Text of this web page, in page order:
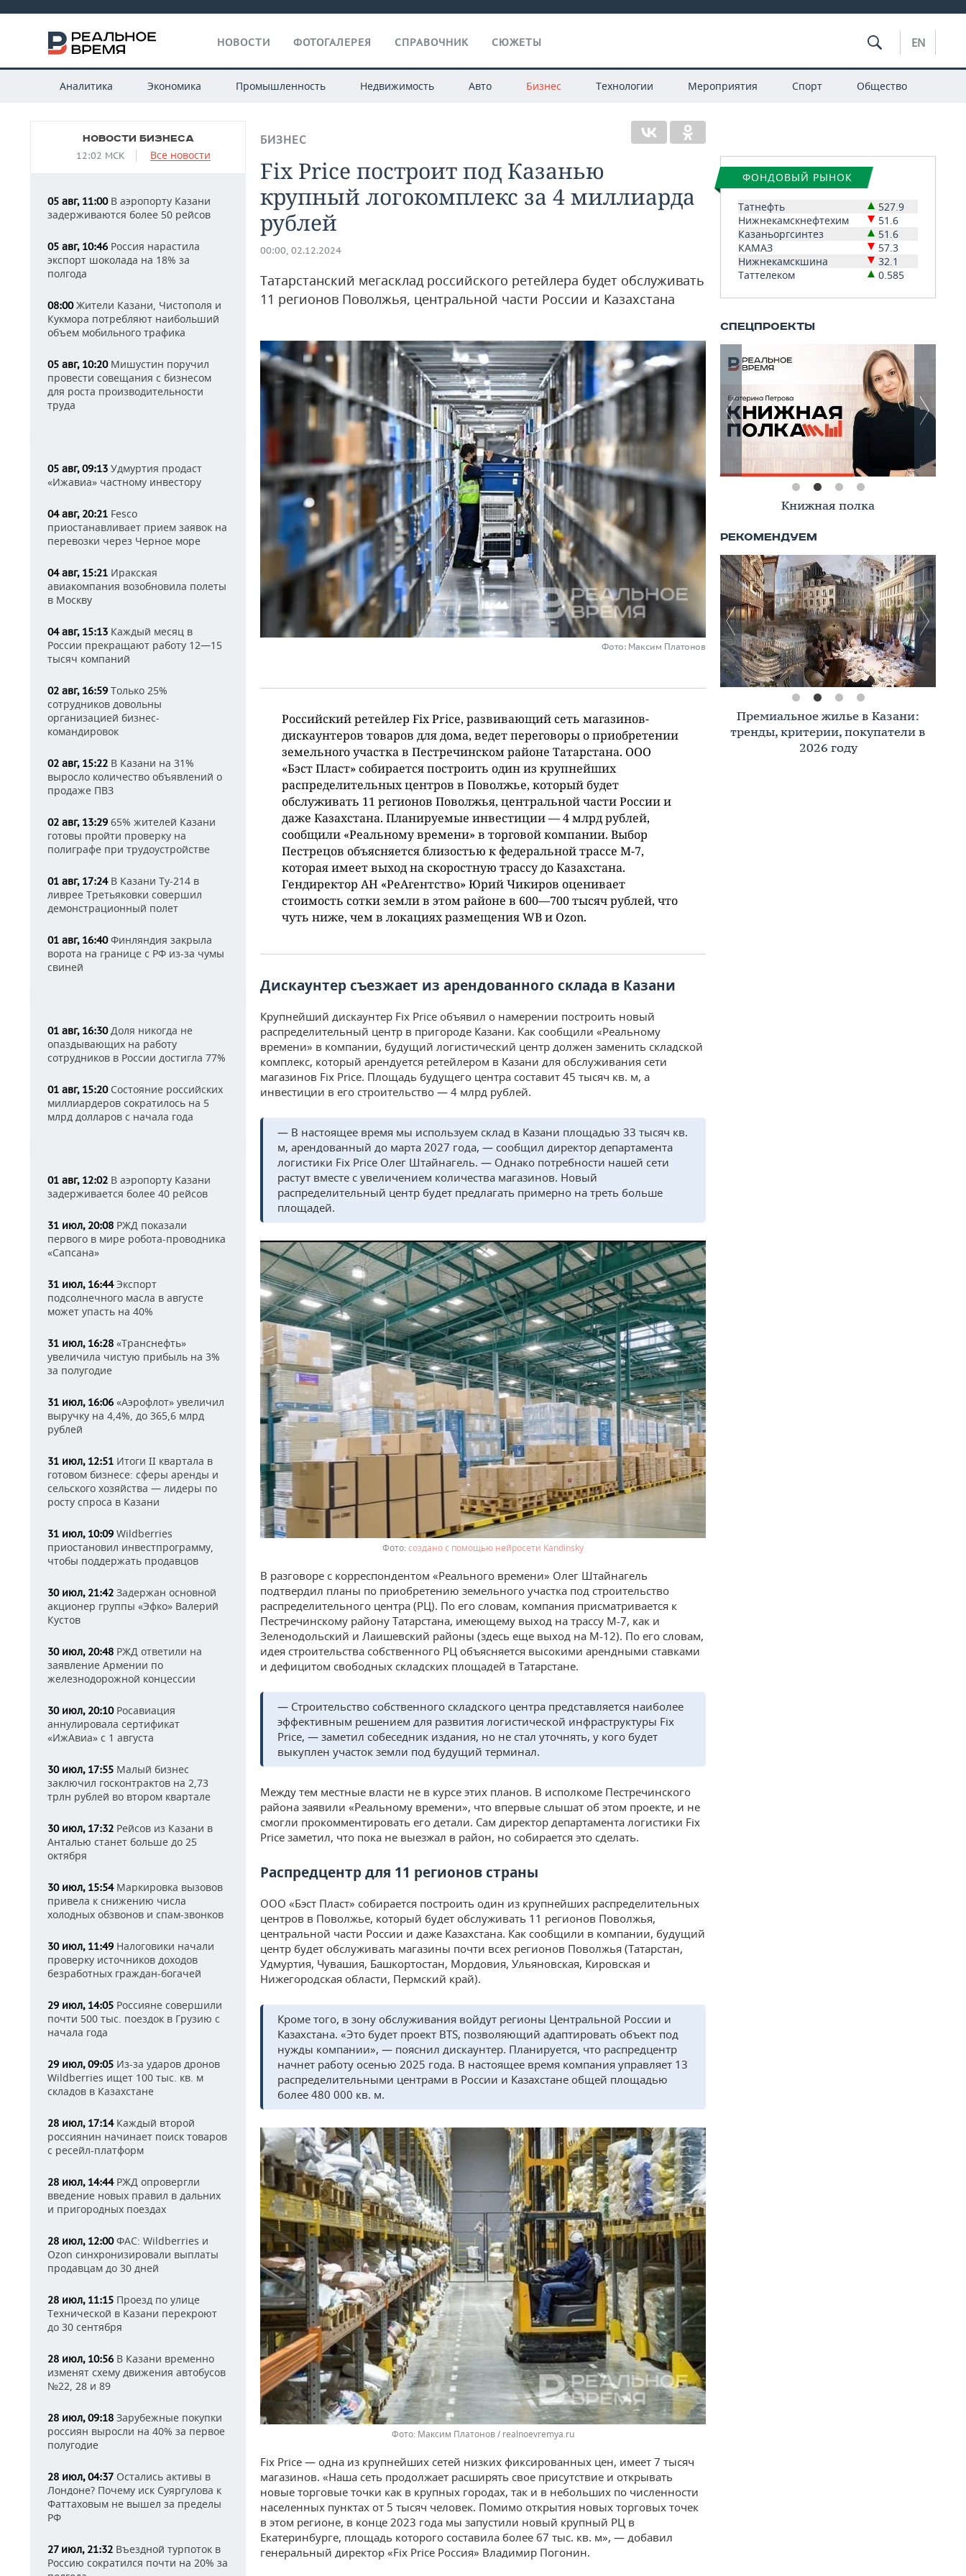
НОВОСТИ ФОТОГАЛЕРЕЯ СПРАВОЧНИК СЮЖЕТЫ EN
Аналитика Экономика Промышленность Недвижимость Авто Бизнес Технологии Мероприятия Спорт Общество
НОВОСТИ БИЗНЕСА
12:02 МСК Все новости
05 авг, 11:00В аэропорту Казани
задерживаются более 50 рейсов
05 авг, 10:46 Россия нарастила
экспорт шоколада на 18% за
полгода
08:00Жители Казани, Чистополя и
Кукмора потребляют наибольший
объем мобильного трафика
05 авг, 10:20Мишустин поручил
провести совещания с бизнесом
для роста производительности
труда
05 авг, 09:13 Удмуртия продаст
«Ижавиа» частному инвестору
04 авг, 20:21 Fesco
приостанавливает прием заявок на
перевозки через Черное море
04 авг, 15:21 Иракская
авиакомпания возобновила полеты
в Москву
04 авг, 15:13 Каждый месяц в
России прекращают работу 12—15
тысяч компаний
02 авг, 16:59 Только 25%
сотрудников довольны
организацией бизнес-
командировок
02 авг, 15:22 В Казани на 31%
выросло количество объявлений о
продаже ПВЗ
02 авг, 13:29 65% жителей Казани
готовы пройти проверку на
полиграфе при трудоустройстве
01 авг, 17:24В Казани Ту-214 в
ливрее Третьяковки совершил
демонстрационный полет
01 авг, 16:40Финляндия закрыла
ворота на границе с РФ из-за чумы
свиней
01 авг, 16:30Доля никогда не
опаздывающих на работу
сотрудников в России достигла 77%
01 авг, 15:20Состояние российских
миллиардеров сократилось на 5
млрд долларов с начала года
01 авг, 12:02 В аэропорту Казани
задерживается более 40 рейсов
31 июл, 20:08 РЖД показали
первого в мире робота-проводника
«Сапсана»
31 июл, 16:44Экспорт
подсолнечного масла в августе
может упасть на 40%
31 июл, 16:28 «Транснефть»
увеличила чистую прибыль на 3%
за полугодие
31 июл, 16:06 «Аэрофлот» увеличил
выручку на 4,4%, до 365,6 млрд
рублей
31 июл, 12:51 Итоги II квартала в
готовом бизнесе: сферы аренды и
сельского хозяйства — лидеры по
росту спроса в Казани
31 июл, 10:09 Wildberries
приостановил инвестпрограмму,
чтобы поддержать продавцов
30 июл, 21:42 Задержан основной
акционер группы «Эфко» Валерий
Кустов
30 июл, 20:48 РЖД ответили на
заявление Армении по
железнодорожной концессии
30 июл, 20:10Росавиация
аннулировала сертификат
«ИжАвиа» с 1 августа
30 июл, 17:55 Малый бизнес
заключил госконтрактов на 2,73
трлн рублей во втором квартале
30 июл, 17:32 Рейсов из Казани в
Анталью станет больше до 25
октября
30 июл, 15:54Маркировка вызовов
привела к снижению числа
холодных обзвонов и спам-звонков
30 июл, 11:49 Налоговики начали
проверку источников доходов
безработных граждан-богачей
29 июл, 14:05 Россияне совершили
почти 500 тыс. поездок в Грузию с
начала года
29 июл, 09:05 Из-за ударов дронов
Wildberries ищет 100 тыс. кв. м
складов в Казахстане
28 июл, 17:14Каждый второй
россиянин начинает поиск товаров
с ресейл-платформ
28 июл, 14:44РЖД опровергли
введение новых правил в дальних
и пригородных поездах
28 июл, 12:00ФАС: Wildberries и
Ozon синхронизировали выплаты
продавцам до 30 дней
28 июл, 11:15 Проезд по улице
Технической в Казани перекроют
до 30 сентября
28 июл, 10:56 В Казани временно
изменят схему движения автобусов
№22, 28 и 89
28 июл, 09:18 Зарубежные покупки
россиян выросли на 40% за первое
полугодие
28 июл, 04:37 Остались активы в
Лондоне? Почему иск Суяргулова к
Фаттаховым не вышел за пределы
РФ
27 июл, 21:32 Въездной турпоток в
Россию сократился почти на 20% за
БИЗНЕС
Fix Price построит под Казанью
крупный логокомплекс за 4 миллиарда
рублей
00:00, 02.12.2024
Татарстанский мегасклад российского ретейлера будет обслуживать
11 регионов Поволжья, центральной части России и Казахстана
Фото: Максим Платонов
Российский ретейлер Fix Price, развивающий сеть магазинов-
дискаунтеров товаров для дома, ведет переговоры о приобретении
земельного участка в Пестречинском районе Татарстана. ООО
«Бэст Пласт» собирается построить один из крупнейших
распределительных центров в Поволжье, который будет
обслуживать 11 регионов Поволжья, центральной части России и
даже Казахстана. Планируемые инвестиции — 4 млрд рублей,
сообщили «Реальному времени» в торговой компании. Выбор
Пестрецов объясняется близостью к федеральной трассе М-7,
которая имеет выход на скоростную трассу до Казахстана.
Гендиректор АН «РеАгентство» Юрий Чикиров оценивает
стоимость сотки земли в этом районе в 600—700 тысяч рублей, что
чуть ниже, чем в локациях размещения WB и Ozon.
Дискаунтер съезжает из арендованного склада в Казани
Крупнейший дискаунтер Fix Price объявил о намерении построить новый
распределительный центр в пригороде Казани. Как сообщили «Реальному
времени» в компании, будущий логистический центр должен заменить складской
комплекс, который арендуется ретейлером в Казани для обслуживания сети
магазинов Fix Price. Площадь будущего центра составит 45 тысяч кв. м, а
инвестиции в его строительство — 4 млрд рублей.
— В настоящее время мы используем склад в Казани площадью 33 тысяч кв.
м, арендованный до марта 2027 года, — сообщил директор департамента
логистики Fix Price Олег Штайнагель. — Однако потребности нашей сети
растут вместе с увеличением количества магазинов. Новый
распределительный центр будет предлагать примерно на треть больше
площадей.
создано с помощью нейросети Kandinsky
В разговоре с корреспондентом «Реального времени» Олег Штайнагель
подтвердил планы по приобретению земельного участка под строительство
распределительного центра (РЦ). По его словам, компания присматривается к
Пестречинскому району Татарстана, имеющему выход на трассу М-7, как и
Зеленодольский и Лаишевский районы (здесь еще выход на М-12). По его словам,
идея строительства собственного РЦ объясняется высокими арендными ставками
и дефицитом свободных складских площадей в Татарстане.
— Строительство собственного складского центра представляется наиболее
эффективным решением для развития логистической инфраструктуры Fix
Price, — заметил собеседник издания, но не стал уточнять, у кого будет
выкуплен участок земли под будущий терминал.
Между тем местные власти не в курсе этих планов. В исполкоме Пестречинского
района заявили «Реальному времени», что впервые слышат об этом проекте, и не
смогли прокомментировать его детали. Сам директор департамента логистики Fix
Price заметил, что пока не выезжал в район, но собирается это сделать.
Распредцентр для 11 регионов страны
ООО «Бэст Пласт» собирается построить один из крупнейших распределительных
центров в Поволжье, который будет обслуживать 11 регионов Поволжья,
центральной части России и даже Казахстана. Как сообщили в компании, будущий
центр будет обслуживать магазины почти всех регионов Поволжья (Татарстан,
Удмуртия, Чувашия, Башкортостан, Мордовия, Ульяновская, Кировская и
Нижегородская области, Пермский край).
Кроме того, в зону обслуживания войдут регионы Центральной России и
Казахстана. «Это будет проект BTS, позволяющий адаптировать объект под
нужды компании», — пояснил дискаунтер. Планируется, что распредцентр
начнет работу осенью 2025 года. В настоящее время компания управляет 13
распределительными центрами в России и Казахстане общей площадью
более 480 000 кв. м.
Максим Платонов / realnoevremya.ru
Fix Price — одна из крупнейших сетей низких фиксированных цен, имеет 7 тысяч
магазинов. «Наша сеть продолжает расширять свое присутствие и открывать
новые торговые точки как в крупных городах, так и в небольших по численности
населенных пунктах от 5 тысяч человек. Помимо открытия новых торговых точек
в этом регионе, в конце 2023 года мы запустили новый крупный РЦ в
Екатеринбурге, площадь которого составила более 67 тыс. кв. м», — добавил
генеральный директор «Fix Price Россия» Владимир Погонин.
ФОНДОВЫЙ РЫНОК
Татнефть
527.9
Нижнекамскнефтехим
51.6
Казаньоргсинтез
51.6
КАМАЗ
57.3
Нижнекамскшина
32.1
Таттелеком
0.585
Книжная полка
Премиальное жилье в Казани:
тренды, критерии, покупатели в
2026 году